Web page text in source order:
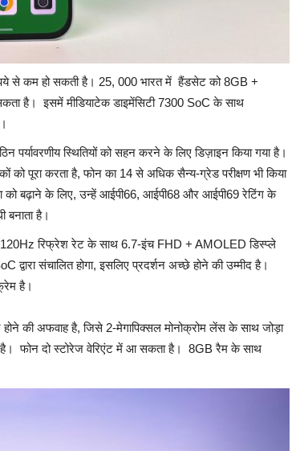
से कम हो सकती है। 25, 000 भारत में हैंडसेट को 8GB +
है। इसमें मीडियाटेक डाइमेंसिटी 7300 SoC के साथ
पर्यावरणीय स्थितियों को सहन करने के लिए डिज़ाइन किया गया है।
को पूरा करता है, फोन का 14 से अधिक सैन्य-ग्रेड परीक्षण भी किया
को बढ़ाने के लिए, उन्हें आईपी66, आईपी68 और आईपी69 रेटिंग के
बनाता है।
रिफ्रेश रेट के साथ 6.7-इंच FHD + AMOLED डिस्प्ले
द्वारा संचालित होगा, इसलिए प्रदर्शन अच्छे होने की उम्मीद है।
है।
की अफवाह है, जिसे 2-मेगापिक्सल मोनोक्रोम लेंस के साथ जोड़ा
है। फोन दो स्टोरेज वेरिएंट में आ सकता है। 8GB रैम के साथ